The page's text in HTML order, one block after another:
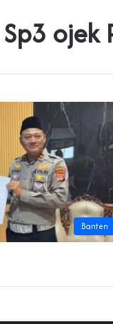
Sp3 ojek
Banten